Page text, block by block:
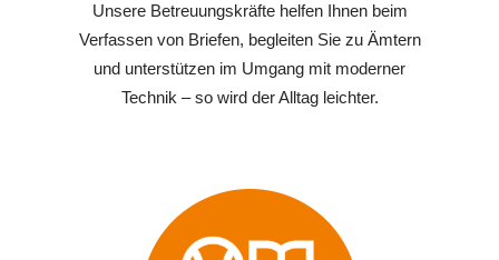
Unsere Betreuungskräfte helfen Ihnen beim
Verfassen von Briefen, begleiten Sie zu Ämtern
und unterstützen im Umgang mit moderner
Technik – so wird der Alltag leichter.